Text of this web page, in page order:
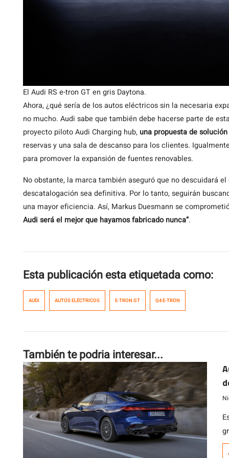
El Audi RS e-tron GT en gris Daytona.
Ahora, ¿qué sería de los autos eléctricos sin la necesaria
no mucho. Audi sabe que también debe hacerse parte de
proyecto piloto Audi Charging hub, una propuesta de
reservas y una sala de descanso para los clientes.
para promover la expansión de fuentes renovables.
No obstante, la marca también aseguró que no descuidará
descatalogación sea definitiva. Por lo tanto, seguirán
una mayor eficiencia. Así, Markus Duesmann se
Audi será el mejor que hayamos fabricado nunca”.
Esta publicación esta etiquetada como:
AUDI AUTOS ELÉCTRICOS E-TRON GT Q4 E-TRON
También te podria interesar...